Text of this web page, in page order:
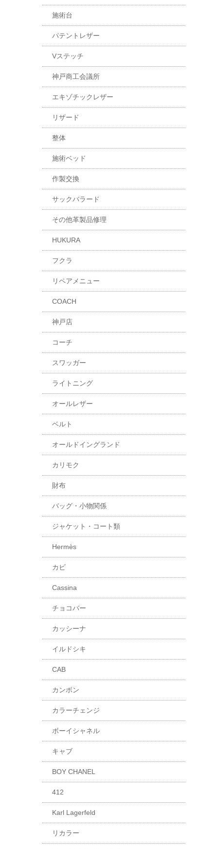
施術台
パテントレザー
Vステッチ
神戸商工会議所
エキゾチックレザー
リザード
整体
施術ベッド
作製交換
サックバラード
その他革製品修理
HUKURA
フクラ
リペアメニュー
COACH
神戸店
コーチ
スワッガー
ライトニング
オールレザー
ベルト
オールドイングランド
カリモク
財布
バッグ・小物関係
ジャケット・コート類
Hermès
カビ
Cassina
チョコバー
カッシーナ
イルドシキ
CAB
カンボン
カラーチェンジ
ボーイシャネル
キャブ
BOY CHANEL
412
Karl Lagerfeld
リカラー